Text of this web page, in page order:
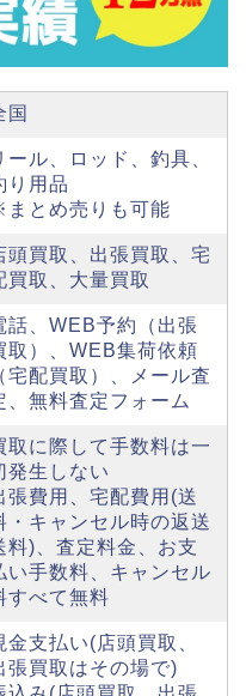
国
ール、ロッド、釣具、
り用品
とめ売りも可能
頭買取、出張買取、宅
買取、大量買取
話、WEB予約（出張
取）、WEB集荷依頼
宅配買取）、メール査
、無料査定フォーム
取に際して手数料は一
発生しない
張費用、宅配費用(送
・キャンセル時の返送
料)、査定料金、お支
い手数料、キャンセル
すべて無料
金支払い(店頭買取、
張買取はその場で)